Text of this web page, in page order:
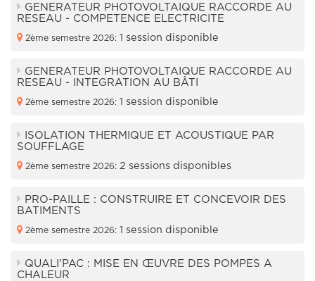
GENERATEUR PHOTOVOLTAIQUE RACCORDE AU
RESEAU - COMPETENCE ELECTRICITE
2ème semestre 2026: 1 session disponible
GENERATEUR PHOTOVOLTAIQUE RACCORDE AU
RESEAU - INTEGRATION AU BÂTI
2ème semestre 2026: 1 session disponible
ISOLATION THERMIQUE ET ACOUSTIQUE PAR
SOUFFLAGE
2ème semestre 2026: 2 sessions disponibles
PRO-PAILLE : CONSTRUIRE ET CONCEVOIR DES
BATIMENTS
2ème semestre 2026: 1 session disponible
QUALI'PAC : MISE EN ŒUVRE DES POMPES A
CHALEUR